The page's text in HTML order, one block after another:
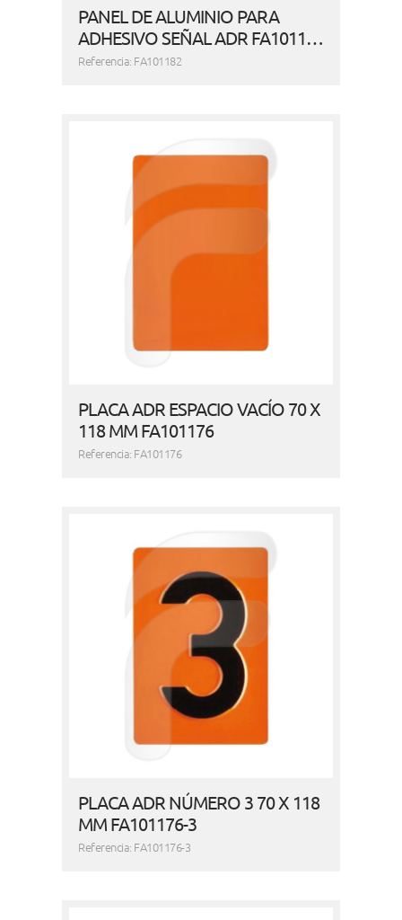
PANEL DE ALUMINIO PARA
ADHESIVO SEÑAL ADR FA1011…
Referencia: FA101182
PLACA ADR ESPACIO VACÍO 70 X
118 MM FA101176
Referencia: FA101176
PLACA ADR NÚMERO 3 70 X 118
MM FA101176-3
Referencia: FA101176-3